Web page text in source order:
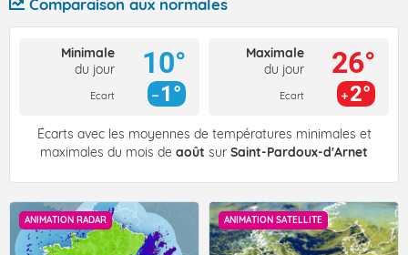
Minimale
du jour
Ecart
10°
1°
Maximale
du jour
Ecart
26°
2°
Écarts avec les moyennes de températures minimales et
maximales du mois de août sur Saint-Pardoux-d'Arnet
ANIMATION RADAR ANIMATION SATELLITE